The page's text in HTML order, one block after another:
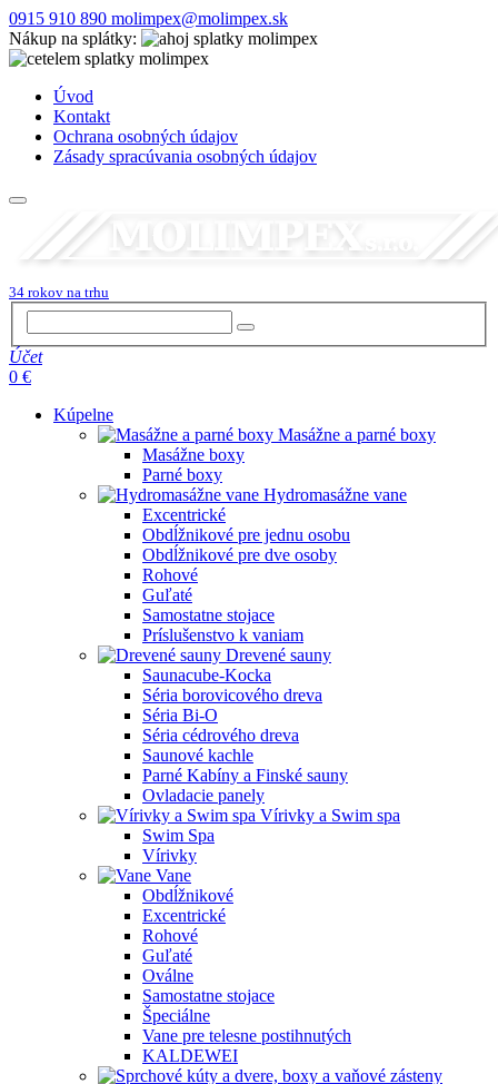
0915 910 890 molimpex@molimpex.sk
Nákup na splátky:
Úvod
Kontakt
Ochrana osobných údajov
Zásady spracúvania osobných údajov
34 rokov na trhu
Účet
0 €
Kúpelne
Masážne a parné boxy
Masážne boxy
Parné boxy
Hydromasážne vane
Excentrické
Obdĺžnikové pre jednu osobu
Obdĺžnikové pre dve osoby
Rohové
Guľaté
Samostatne stojace
Príslušenstvo k vaniam
Drevené sauny
Saunacube-Kocka
Séria borovicového dreva
Séria Bi-O
Séria cédrového dreva
Saunové kachle
Parné Kabíny a Finské sauny
Ovladacie panely
Vírivky a Swim spa
Swim Spa
Vírivky
Vane
Obdĺžnikové
Excentrické
Rohové
Guľaté
Oválne
Samostatne stojace
Špeciálne
Vane pre telesne postihnutých
KALDEWEI